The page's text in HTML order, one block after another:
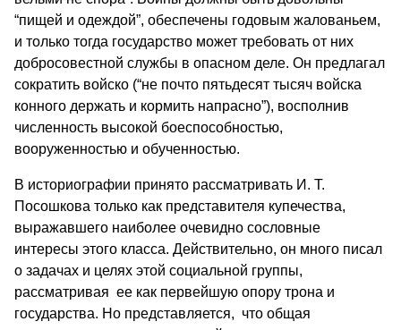
“пищей и одеждой”, обеспечены годовым жалованьем,
и только тогда государство может требовать от них
добросовестной службы в опасном деле. Он предлагал
сократить войско (“не почто пятьдесят тысяч войска
конного держать и кормить напрасно”), восполнив
численность высокой боеспособностью,
вооруженностью и обученностью.
В историографии принято рассматривать И. Т.
Посошкова только как представителя купечества,
выражавшего наиболее очевидно сословные
интересы этого класса. Действительно, он много писал
о задачах и целях этой социальной группы,
рассматривая ее как первейшую опору трона и
государства. Но представляется, что общая